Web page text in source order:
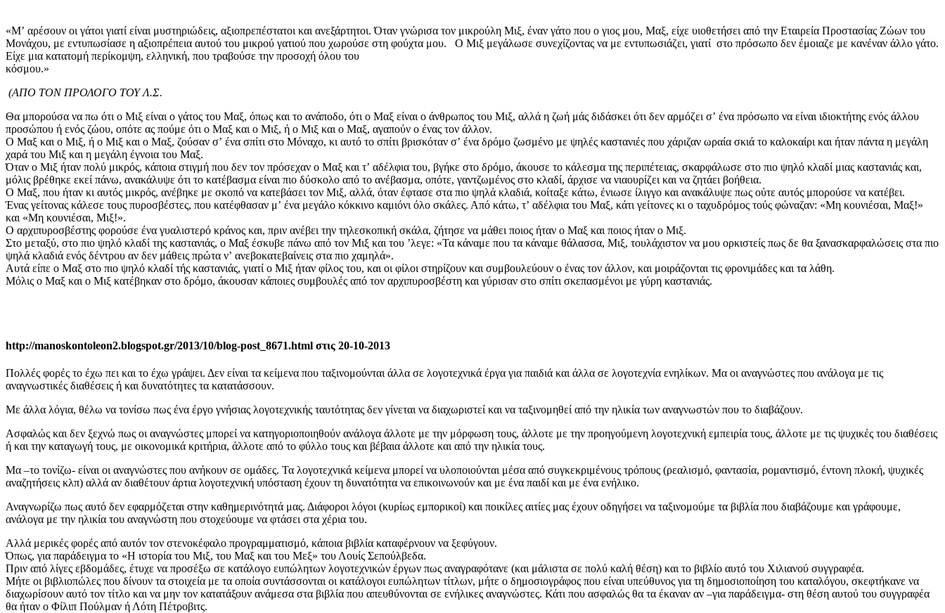
«Μʼ αρέσουν οι γάτοι γιατί είναι μυστηριώδεις, αξιοπρεπέστατοι και ανεξάρτητοι. Όταν γνώρισα τον μικρούλη Μιξ, έναν γάτο που ο γιος μου, Μαξ, είχε υιοθετήσει από την Εταιρεία Προστασίας Ζώων του
Μονάχου, με εντυπωσίασε η αξιοπρέπεια αυτού του μικρού γατιού που χωρούσε στη φούχτα μου. Ο Μιξ μεγάλωσε συνεχίζοντας να με εντυπωσιάζει, γιατί στο πρόσωπο δεν έμοιαζε με κανέναν άλλο γάτο.
Είχε μια κατατομή περίκομψη, ελληνική, που τραβούσε την προσοχή όλου του
κόσμου.»
(ΑΠΟ ΤΟΝ ΠΡΟΛΟΓΟ ΤΟΥ Λ.Σ.
Θα μπορούσα να πω ότι ο Μιξ είναι ο γάτος του Μαξ, όπως και το ανάποδο, ότι ο Μαξ είναι ο άνθρωπος του Μιξ, αλλά η ζωή μάς διδάσκει ότι δεν αρμόζει σʼ ένα πρόσωπο να είναι ιδιοκτήτης ενός άλλου
προσώπου ή ενός ζώου, οπότε ας πούμε ότι ο Μαξ και ο Μιξ, ή ο Μιξ και ο Μαξ, αγαπούν ο ένας τον άλλον.
Ο Μαξ και ο Μιξ, ή ο Μιξ και ο Μαξ, ζούσαν σʼ ένα σπίτι στο Μόναχο, κι αυτό το σπίτι βρισκόταν σʼ ένα δρόμο ζωσμένο με ψηλές καστανιές που χάριζαν ωραία σκιά το καλοκαίρι και ήταν πάντα η μεγάλη
χαρά του Μιξ και η μεγάλη έγνοια του Μαξ.
Όταν ο Μιξ ήταν πολύ μικρός, κάποια στιγμή που δεν τον πρόσεχαν ο Μαξ και τʼ αδέλφια του, βγήκε στο δρόμο, άκουσε το κάλεσμα της περιπέτειας, σκαρφάλωσε στο πιο ψηλό κλαδί μιας καστανιάς και,
μόλις βρέθηκε εκεί πάνω, ανακάλυψε ότι το κατέβασμα είναι πιο δύσκολο από το ανέβασμα, οπότε, γαντζωμένος στο κλαδί, άρχισε να νιαουρίζει και να ζητάει βοήθεια.
Ο Μαξ, που ήταν κι αυτός μικρός, ανέβηκε με σκοπό να κατεβάσει τον Μιξ, αλλά, όταν έφτασε στα πιο ψηλά κλαδιά, κοίταξε κάτω, ένιωσε ίλιγγο και ανακάλυψε πως ούτε αυτός μπορούσε να κατέβει.
Ένας γείτονας κάλεσε τους πυροσβέστες, που κατέφθασαν μʼ ένα μεγάλο κόκκινο καμιόνι όλο σκάλες. Από κάτω, τʼ αδέλφια του Μαξ, κάτι γείτονες κι ο ταχυδρόμος τούς φώναζαν: «Μη κουνιέσαι, Μαξ!»
και «Μη κουνιέσαι, Μιξ!».
Ο αρχιπυροσβέστης φορούσε ένα γυαλιστερό κράνος και, πριν ανέβει την τηλεσκοπική σκάλα, ζήτησε να μάθει ποιος ήταν ο Μαξ και ποιος ήταν ο Μιξ.
Στο μεταξύ, στο πιο ψηλό κλαδί της καστανιάς, ο Μαξ έσκυβε πάνω από τον Μιξ και του ʼλεγε: «Τα κάναμε που τα κάναμε θάλασσα, Μιξ, τουλάχιστον να μου ορκιστείς πως δε θα ξανασκαρφαλώσεις στα πιο
ψηλά κλαδιά ενός δέντρου αν δεν μάθεις πρώτα νʼ ανεβοκατεβαίνεις στα πιο χαμηλά».
Αυτά είπε ο Μαξ στο πιο ψηλό κλαδί τής καστανιάς, γιατί ο Μιξ ήταν φίλος του, και οι φίλοι στηρίζουν και συμβουλεύουν ο ένας τον άλλον, και μοιράζονται τις φρονιμάδες και τα λάθη.
Μόλις ο Μαξ και ο Μιξ κατέβηκαν στο δρόμο, άκουσαν κάποιες συμβουλές από τον αρχιπυροσβέστη και γύρισαν στο σπίτι σκεπασμένοι με γύρη καστανιάς.
http://manoskontoleon2.blogspot.gr/2013/10/blog-post_8671.html στις 20-10-2013
Πολλές φορές το έχω πει και το έχω γράψει. Δεν είναι τα κείμενα που ταξινομούνται άλλα σε λογοτεχνικά έργα για παιδιά και άλλα σε λογοτεχνία ενηλίκων. Μα οι αναγνώστες που ανάλογα με τις
αναγνωστικές διαθέσεις ή και δυνατότητες τα κατατάσσουν.
Με άλλα λόγια, θέλω να τονίσω πως ένα έργο γνήσιας λογοτεχνικής ταυτότητας δεν γίνεται να διαχωριστεί και να ταξινομηθεί από την ηλικία των αναγνωστών που το διαβάζουν.
Ασφαλώς και δεν ξεχνώ πως οι αναγνώστες μπορεί να κατηγοριοποιηθούν ανάλογα άλλοτε με την μόρφωση τους, άλλοτε με την προηγούμενη λογοτεχνική εμπειρία τους, άλλοτε με τις ψυχικές του διαθέσεις
ή και την καταγωγή τους, με οικονομικά κριτήρια, άλλοτε από το φύλλο τους και βέβαια άλλοτε και από την ηλικία τους.
Μα –το τονίζω- είναι οι αναγνώστες που ανήκουν σε ομάδες. Τα λογοτεχνικά κείμενα μπορεί να υλοποιούνται μέσα από συγκεκριμένους τρόπους (ρεαλισμό, φαντασία, ρομαντισμό, έντονη πλοκή, ψυχικές
αναζητήσεις κλπ) αλλά αν διαθέτουν άρτια λογοτεχνική υπόσταση έχουν τη δυνατότητα να επικοινωνούν και με ένα παιδί και με ένα ενήλικο.
Αναγνωρίζω πως αυτό δεν εφαρμόζεται στην καθημερινότητά μας. Διάφοροι λόγοι (κυρίως εμπορικοί) και ποικίλες αιτίες μας έχουν οδηγήσει να ταξινομούμε τα βιβλία που διαβάζουμε και γράφουμε,
ανάλογα με την ηλικία του αναγνώστη που στοχεύουμε να φτάσει στα χέρια του.
Αλλά μερικές φορές από αυτόν τον στενοκέφαλο προγραμματισμό, κάποια βιβλία καταφέρνουν να ξεφύγουν.
Όπως, για παράδειγμα το «Η ιστορία του Μιξ, του Μαξ και του Μεξ» του Λουίς Σεπούλβεδα.
Πριν από λίγες εβδομάδες, έτυχε να προσέξω σε κατάλογο ευπώλητων λογοτεχνικών έργων πως αναγραφότανε (και μάλιστα σε πολύ καλή θέση) και το βιβλίο αυτό του Χιλιανού συγγραφέα.
Μήτε οι βιβλιοπώλες που δίνουν τα στοιχεία με τα οποία συντάσσονται οι κατάλογοι ευπώλητων τίτλων, μήτε ο δημοσιογράφος που είναι υπεύθυνος για τη δημοσιοποίηση του καταλόγου, σκεφτήκανε να
διαχωρίσουν αυτό τον τίτλο και να μην τον κατατάξουν ανάμεσα στα βιβλία που απευθύνονται σε ενήλικες αναγνώστες. Κάτι που ασφαλώς θα τα έκαναν αν –για παράδειγμα- στη θέση αυτού του συγγραφέα
θα ήταν ο Φίλιπ Πούλμαν ή Λότη Πέτροβιτς.